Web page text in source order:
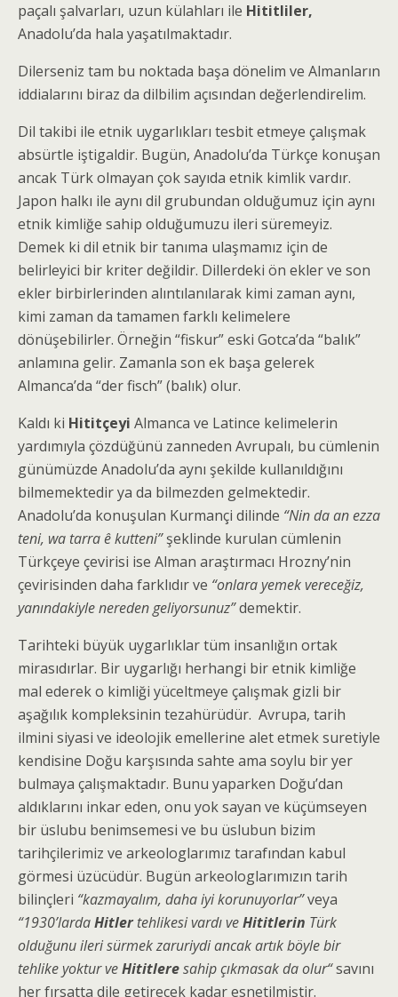
paçalı şalvarları, uzun külahları ile Hititliler,
Anadolu’da hala yaşatılmaktadır.
Dilerseniz tam bu noktada başa dönelim ve Almanların
iddialarını biraz da dilbilim açısından değerlendirelim.
Dil takibi ile etnik uygarlıkları tesbit etmeye çalışmak
absürtle iştigaldir. Bugün, Anadolu’da Türkçe konuşan
ancak Türk olmayan çok sayıda etnik kimlik vardır.
Japon halkı ile aynı dil grubundan olduğumuz için aynı
etnik kimliğe sahip olduğumuzu ileri süremeyiz.
Demek ki dil etnik bir tanıma ulaşmamız için de
belirleyici bir kriter değildir. Dillerdeki ön ekler ve son
ekler birbirlerinden alıntılanılarak kimi zaman aynı,
kimi zaman da tamamen farklı kelimelere
dönüşebilirler. Örneğin “fiskur” eski Gotca’da “balık”
anlamına gelir. Zamanla son ek başa gelerek
Almanca’da “der fisch” (balık) olur.
Kaldı ki Hititçeyi Almanca ve Latince kelimelerin
yardımıyla çözdüğünü zanneden Avrupalı, bu cümlenin
günümüzde Anadolu’da aynı şekilde kullanıldığını
bilmemektedir ya da bilmezden gelmektedir.
Anadolu’da konuşulan Kurmançi dilinde “Nin da an ezza
teni, wa tarra ê kutteni”şeklinde kurulan cümlenin
Türkçeye çevirisi ise Alman araştırmacı Hrozny’nin
çevirisinden daha farklıdır ve “onlara yemek vereceğiz,
yanındakiyle nereden geliyorsunuz”demektir.
Tarihteki büyük uygarlıklar tüm insanlığın ortak
mirasıdırlar. Bir uygarlığı herhangi bir etnik kimliğe
mal ederek o kimliği yüceltmeye çalışmak gizli bir
aşağılık kompleksinin tezahürüdür. Avrupa, tarih
ilmini siyasi ve ideolojik emellerine alet etmek suretiyle
kendisine Doğu karşısında sahte ama soylu bir yer
bulmaya çalışmaktadır. Bunu yaparken Doğu’dan
aldıklarını inkar eden, onu yok sayan ve küçümseyen
bir üslubu benimsemesi ve bu üslubun bizim
tarihçilerimiz ve arkeologlarımız tarafından kabul
görmesi üzücüdür. Bugün arkeologlarımızın tarih
bilinçleri “kazmayalım, daha iyi korunuyorlar”veya
“1930’lardaHitlertehlikesi vardı veHititlerin Türk
olduğunu ileri sürmek zaruriydi ancak artık böyle bir
tehlike yoktur veHititleresahip çıkmasak da olur“savını
her fırsatta dile getirecek kadar esnetilmiştir.